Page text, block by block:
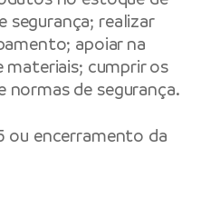
segurança; realizar
apoiar na
cumprir os
de segurança.
ou encerramento da